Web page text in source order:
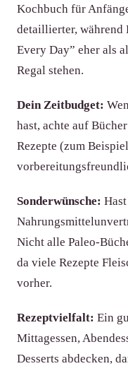
Kochbuch für
detaillierter, während
Every Day” eher als
Regal stehen.
Dein Zeitbudget:
hast, achte auf
Rezepte (zum
Sonderwünsche:
Nicht alle Paleo-
da viele Rezepte
vorher.
Rezeptvielfalt: Ein
Mittagessen,
Desserts abdecken,